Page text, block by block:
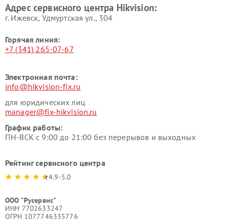
Адрес сервисного центра Hikvision:
г. Ижевск, Удмуртская ул., 304
Горячая линия:
+7 (341) 265-07-67
Электронная почта:
info@hikvision-fix.ru
для юридических лиц
manager@fix-hikvision.ru
График работы:
ПН-ВСК с 9:00 до 21:00 без перерывов и выходных
Рейтинг сервисного центра
4.9-5.0
ООО "Русервис"
ИНН 7702633247
ОГРН 1077746335776